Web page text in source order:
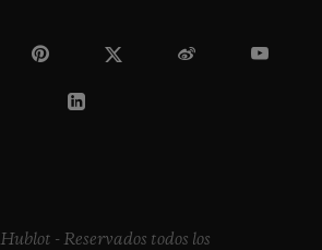
- Reservados todos los